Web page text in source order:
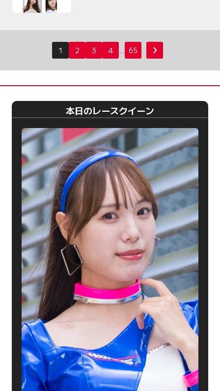
の
ペ
ー
ジ
送
り
1 2 3 4 65 次へ
本日のレースクイーン